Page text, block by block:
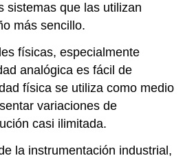
sistemas que las utilizan
más sencillo.
físicas, especialmente
analógica es fácil de
física se utiliza como medio
variaciones de
casi ilimitada.
la instrumentación industrial,